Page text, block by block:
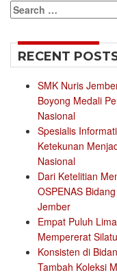
Search
for:
RECENT
SMK Nuris
Boyong Medali
Nasional
Spesialis
Ketekunan
Nasional
Dari Ketelitian
OSPENAS
Jember
Empat Puluh
Mempererat
Konsisten di
Tambah Koleksi